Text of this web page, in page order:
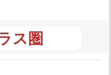
ス圏